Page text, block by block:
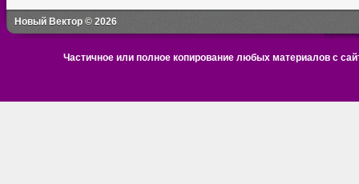
Новый Вектор © 2026
Частичное или полное копирование любых материалов с